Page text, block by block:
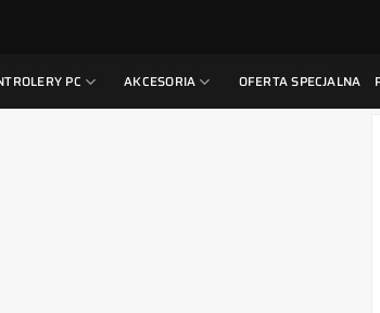
PC AKCESORIA OFERTA SPECJALNA